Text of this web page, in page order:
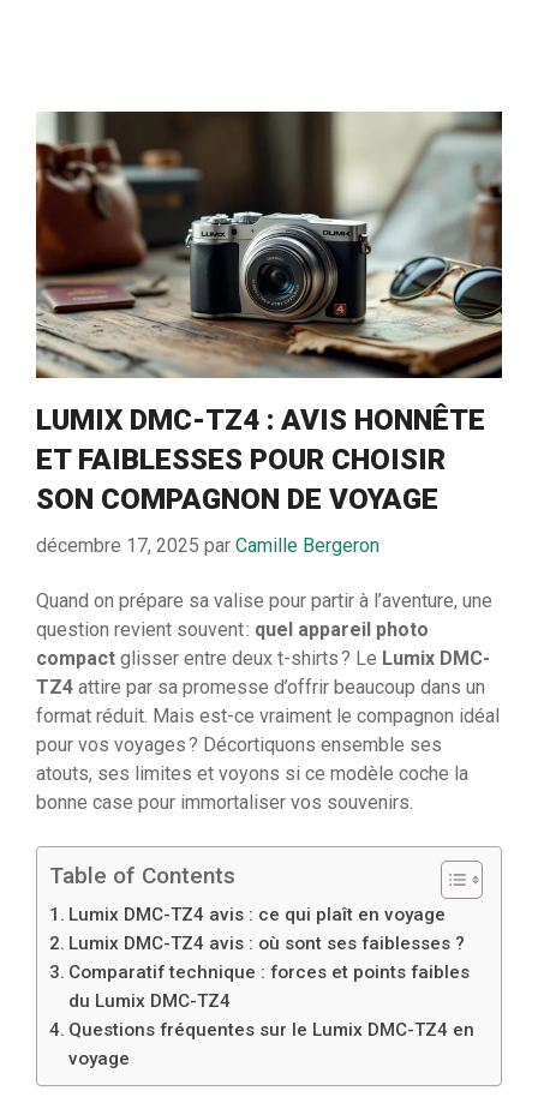
LUMIX DMC-TZ4 : AVIS HONNÊTE
ET FAIBLESSES POUR CHOISIR
SON COMPAGNON DE VOYAGE
décembre 17, 2025 par Camille Bergeron
Quand on prépare sa valise pour partir à l’aventure, une
question revient souvent : quel appareil photo
compact glisser entre deux t-shirts ? Le Lumix DMC-
TZ4 attire par sa promesse d’offrir beaucoup dans un
format réduit. Mais est-ce vraiment le compagnon idéal
pour vos voyages ? Décortiquons ensemble ses
atouts, ses limites et voyons si ce modèle coche la
bonne case pour immortaliser vos souvenirs.
Table of Contents
Lumix DMC-TZ4 avis : ce qui plaît en voyage
Lumix DMC-TZ4 avis : où sont ses faiblesses ?
Comparatif technique : forces et points faibles
du Lumix DMC-TZ4
Questions fréquentes sur le Lumix DMC-TZ4 en
voyage